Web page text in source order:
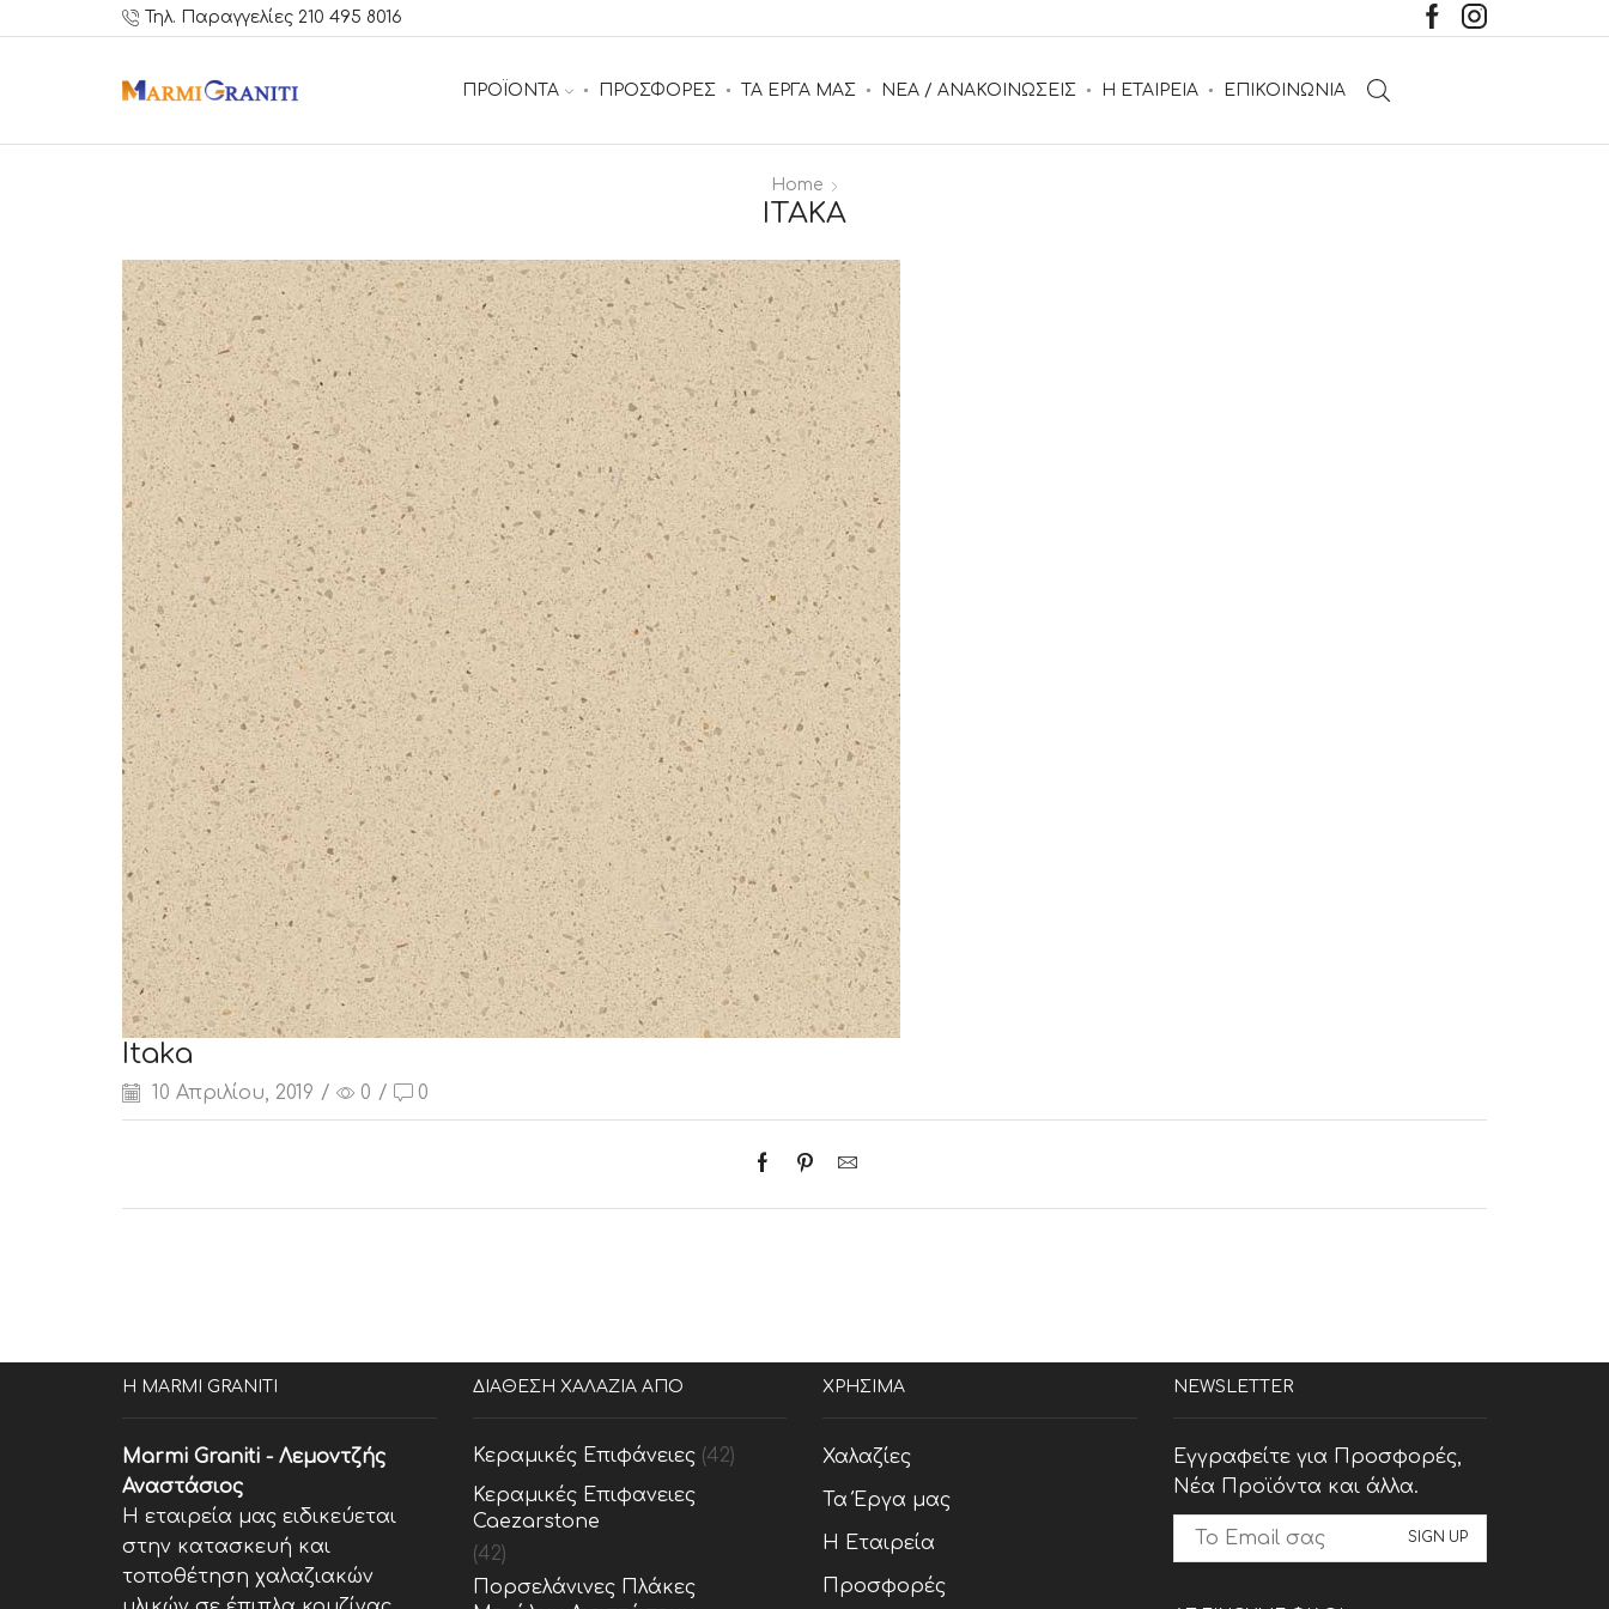
Τηλ. Παραγγελίες 210 495 8016
ΠΡΟΪΟΝΤΑ ΠΡΟΣΦΟΡΕΣ ΤΑ ΕΡΓΑ ΜΑΣ ΝΕΑ / ΑΝΑΚΟΙΝΩΣΕΙΣ Η ΕΤΑΙΡΕΙΑ ΕΠΙΚΟΙΝΩΝΙΑ
Home
ITAKA
Itaka
10 Απριλίου, 2019 / 0 / 0
Η MARMI GRANITI
Marmi Graniti - Λεμοντζής
Αναστάσιος
Η εταιρεία μας ειδικεύεται
στην κατασκευή και
τοποθέτηση χαλαζιακών
ΔΙΑΘΕΣΗ ΧΑΛΑΖΙΑ ΑΠΟ
Κεραμικές Επιφάνειες (42)
Κεραμικές Επιφανειες
Caezarstone
(42)
Πορσελάνινες Πλάκες
ΧΡΗΣΙΜΑ
Χαλαζίες
Τα Έργα μας
Η Εταιρεία
Προσφορές
NEWSLETTER
Εγγραφείτε για Προσφορές,
Νέα Προϊόντα και άλλα.